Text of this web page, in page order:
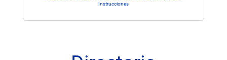
Instrucciones